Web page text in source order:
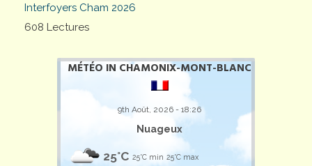
Interfoyers Cham 2026
608 Lectures
MÉTÉO IN CHAMONIX-MONT-BLANC
9th Août, 2026 - 18:26
Nuageux
25°C 25°C min 25°C max